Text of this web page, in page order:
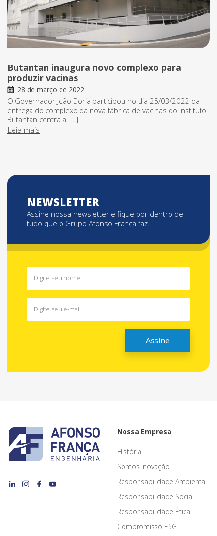
Butantan inaugura novo complexo para
produzir vacinas
28 de março de 2022
O Governador João Doria participou no dia 25/03/2022 da
entrega do complexo da nova fábrica de vacinas do Instituto
Butantan contra a […]
Leia mais
NEWSLETTER
Assine nossa newsletter e fique por dentro de
tudo que o Grupo Afonso França faz.
Nossa Empresa
História
Somos Inovação
Responsabilidade Ambiental
Responsabilidade Social
Responsabilidade Ética
Compromisso ESG